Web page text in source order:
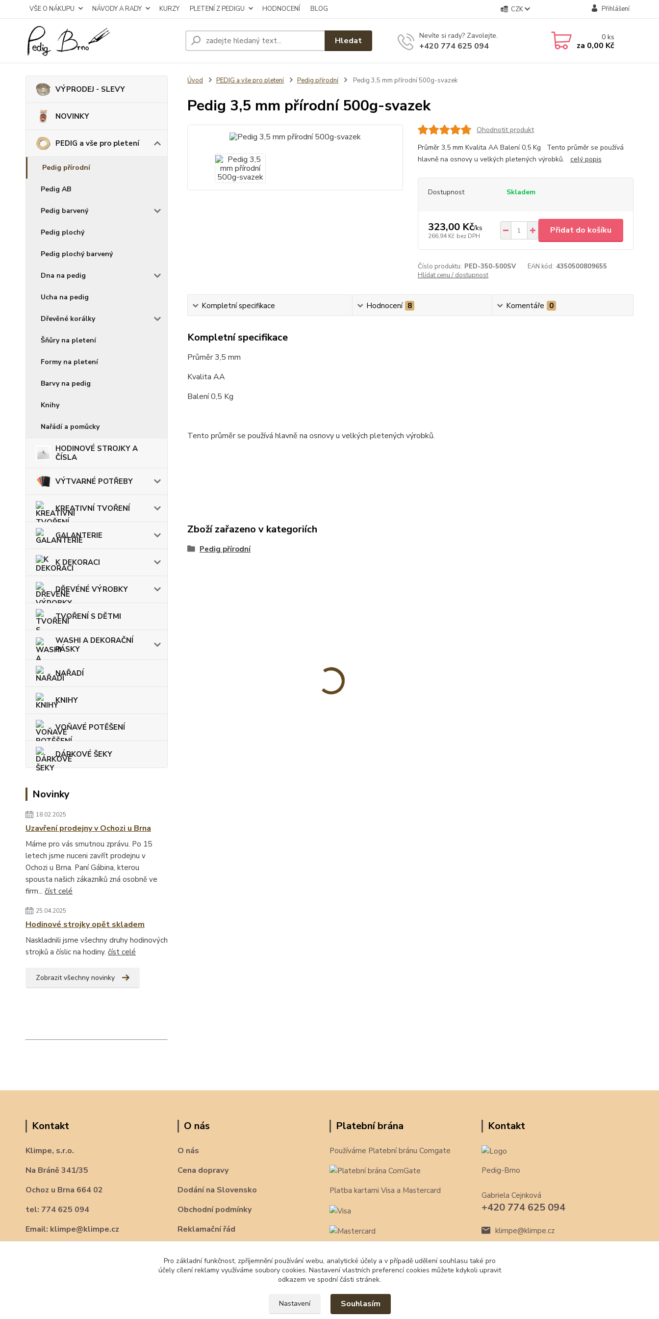
VŠE O NÁKUPU NÁVODY A RADY KURZY PLETENÍ Z PEDIGU HODNOCENÍ BLOG CZK Přihlášení
Hledat Nevíte si rady? Zavolejte.
+420 774 625 094
0ks
za 0,00 Kč
VÝPRODEJ - SLEVY
NOVINKY
PEDIG a vše pro pletení
Pedig přírodní
Pedig AB
Pedig barvený
Pedig plochý
Pedig plochý barvený
Dna na pedig
Ucha na pedig
Dřevěné korálky
Šňůry na pletení
Formy na pletení
Barvy na pedig
Knihy
Nařádí a pomůcky
HODINOVÉ STROJKY A
ČÍSLA
VÝTVARNÉ POTŘEBY
KREATIVNÍ TVOŘENÍ
GALANTERIE
K DEKORACI
DŘEVÉNÉ VÝROBKY
TVOŘENÍ S DĚTMI
WASHI A DEKORAČNÍ
PÁSKY
NAŘADÍ
KNIHY
VOŇAVÉ POTĚŠENÍ
DÁRKOVÉ ŠEKY
Novinky
18.02.2025
Uzavření prodejny v Ochozi u Brna
Máme pro vás smutnou zprávu. Po 15
letech jsme nuceni zavřít prodejnu v
Ochozi u Brna. Paní Gábina, kterou
spousta našich zákazníků zná osobně ve
firm... číst celé
25.04.2025
Hodinové strojky opět skladem
Naskladnili jsme všechny druhy hodinových
strojků a číslic na hodiny. číst celé
Zobrazit všechny novinky
Úvod PEDIG a vše pro pletení Pedig přírodní Pedig 3,5 mm přírodní 500g-svazek
Pedig 3,5 mm přírodní 500g-svazek
Ohodnotit produkt
Průměr 3,5 mm Kvalita AA Balení 0,5 Kg Tento průměr se používá
hlavně na osnovy u velkých pletených výrobků. celý popis
Dostupnost Skladem
323,00 Kč/ks
266,94 Kč bez DPH
Přidat do košíku
Číslo produktu: PED-350-500SV EAN kód: 4350500809655
Hlídat cenu / dostupnost
Kompletní specifikace Hodnocení 8 Komentáře 0
Kompletní specifikace
Průměr 3,5 mm
Kvalita AA
Balení 0,5 Kg
Tento průměr se používá hlavně na osnovy u velkých pletených výrobků.
Zboží zařazeno v kategoriích
Pedig přírodní
Kontakt
Klimpe, s.r.o.
Na Bráně 341/35
Ochoz u Brna 664 02
tel: 774 625 094
Email: klimpe@klimpe.cz
O nás
O nás
Cena dopravy
Dodání na Slovensko
Obchodní podmínky
Reklamační řád
Platební brána
Používáme Platební bránu Comgate
Platba kartami Visa a Mastercard
Kontakt
Pedig-Brno
Gabriela Cejnková
+420 774 625 094
klimpe@klimpe.cz
Pro základní funkčnost, zpříjemnění používání webu, analytické účely a v případě udělení souhlasu také pro
účely cílení reklamy využíváme soubory cookies. Nastavení vlastních preferencí cookies můžete kdykoli upravit
odkazem ve spodní části stránek.
Nastavení Souhlasím